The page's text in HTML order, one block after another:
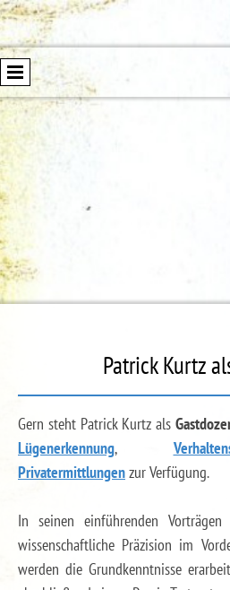
Patrick Kurtz
Gern steht Patrick Kurtz als
Lügenerkennung,
Privatermittlungenzur Verfügung.
In seinen einführenden
wissenschaftliche Präzision im
werden die Grundkenntnisse